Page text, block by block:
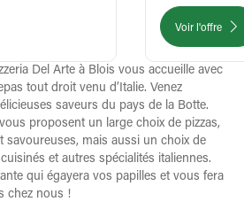
Voir l'offre
Del Arte à Blois vous accueille avec
tout droit venu d’Italie. Venez
saveurs du pays de la Botte.
proposent un large choix de pizzas,
savoureuses, mais aussi un choix de
et autres spécialités italiennes.
qui égayera vos papilles et vous fera
chez nous !